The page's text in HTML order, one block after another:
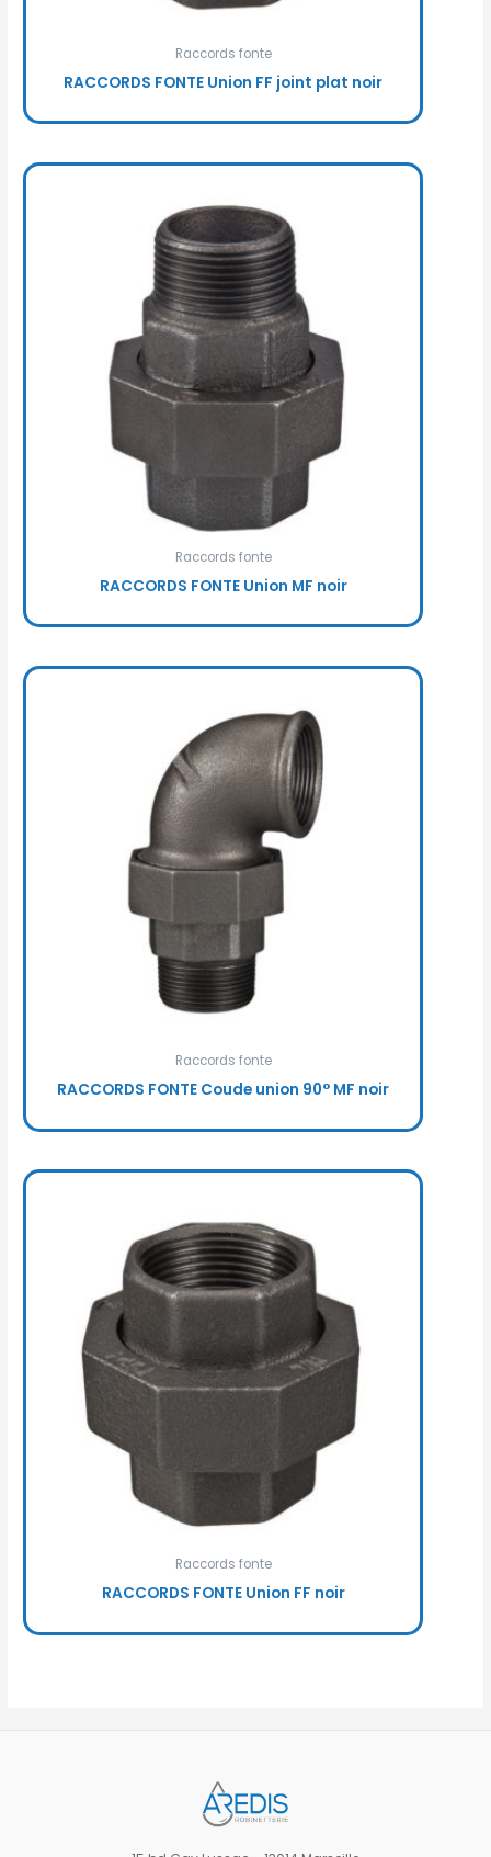
Raccords fonte
RACCORDS FONTE Union FF joint plat noir
Raccords fonte
RACCORDS FONTE Union MF noir
Raccords fonte
RACCORDS FONTE Coude union 90° MF noir
Raccords fonte
RACCORDS FONTE Union FF noir